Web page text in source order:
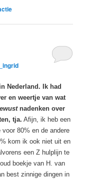
Nederland.Ik had
en weertje van wat
nadenken over
tja. Afijn, ik heb een
80% en de andere
kom ik ook niet uit en
een Z hulplijn te
boekje van H. van
best zinnige dingen in